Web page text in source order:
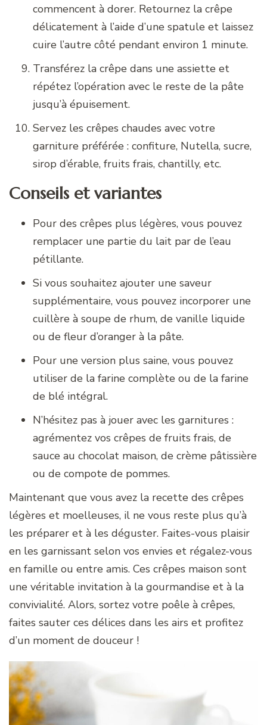
commencent à dorer. Retournez la crêpe
délicatement à l’aide d’une spatule et laissez
cuire l’autre côté pendant environ 1 minute.
Transférez la crêpe dans une assiette et
répétez l’opération avec le reste de la pâte
jusqu’à épuisement.
Servez les crêpes chaudes avec votre
garniture préférée : confiture, Nutella, sucre,
sirop d’érable, fruits frais, chantilly, etc.
Conseils et variantes
Pour des crêpes plus légères, vous pouvez
remplacer une partie du lait par de l’eau
pétillante.
Si vous souhaitez ajouter une saveur
supplémentaire, vous pouvez incorporer une
cuillère à soupe de rhum, de vanille liquide
ou de fleur d’oranger à la pâte.
Pour une version plus saine, vous pouvez
utiliser de la farine complète ou de la farine
de blé intégral.
N’hésitez pas à jouer avec les garnitures :
agrémentez vos crêpes de fruits frais, de
sauce au chocolat maison, de crème pâtissière
ou de compote de pommes.
Maintenant que vous avez la recette des crêpes
légères et moelleuses, il ne vous reste plus qu’à
les préparer et à les déguster. Faites-vous plaisir
en les garnissant selon vos envies et régalez-vous
en famille ou entre amis. Ces crêpes maison sont
une véritable invitation à la gourmandise et à la
convivialité. Alors, sortez votre poêle à crêpes,
faites sauter ces délices dans les airs et profitez
d’un moment de douceur !